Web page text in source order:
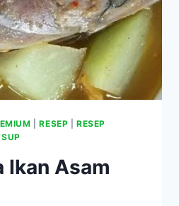
|RESEP |RESEP
SUP
Ikan Asam